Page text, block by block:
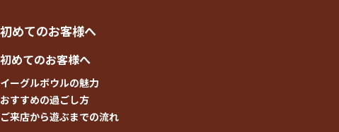
初めてのお客様へ
初めてのお客様へ
イーグルボウルの魅力
おすすめの過ごし方
ご来店から遊ぶまでの流れ